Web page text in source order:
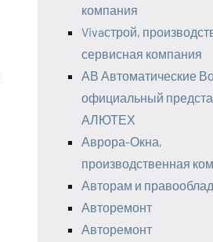
компания
Vivaстрой,
сервисная компания
АВ Автоматические
официальный
АЛЮТЕХ
Аврора-Окна,
производственная
Авторам и
Авторемонт
Авторемонт